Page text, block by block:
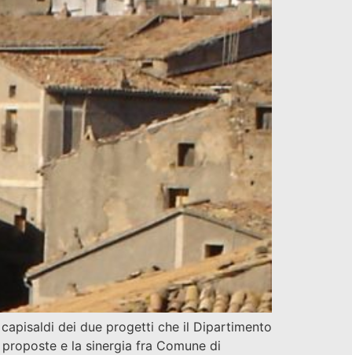
dei due progetti che il Dipartimento
e la sinergia fra Comune di